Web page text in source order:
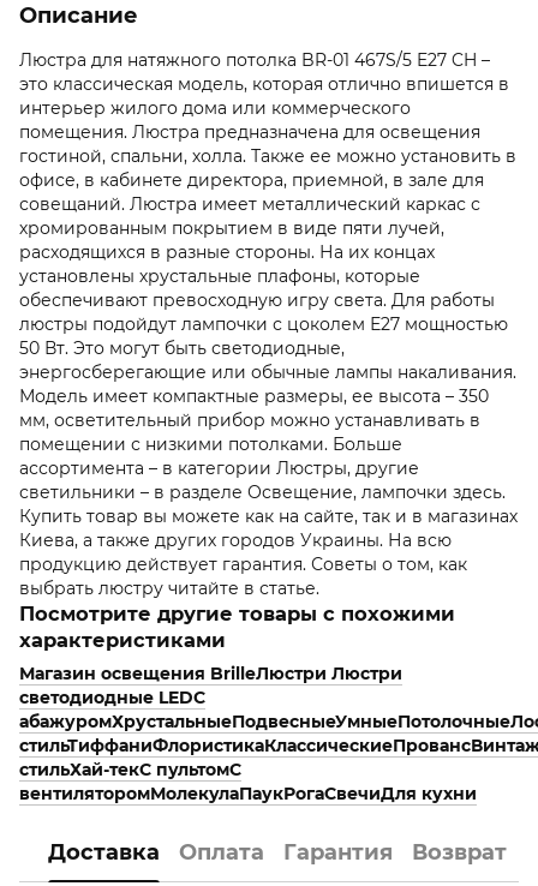
Описание
Люстра для натяжного потолка BR-01 467S/5 E27 CH –
это классическая модель, которая отлично впишется в
интерьер жилого дома или коммерческого
помещения. Люстра предназначена для освещения
гостиной, спальни, холла. Также ее можно установить в
офисе, в кабинете директора, приемной, в зале для
совещаний. Люстра имеет металлический каркас с
хромированным покрытием в виде пяти лучей,
расходящихся в разные стороны. На их концах
установлены хрустальные плафоны, которые
обеспечивают превосходную игру света. Для работы
люстры подойдут лампочки с цоколем Е27 мощностью
50 Вт. Это могут быть светодиодные,
энергосберегающие или обычные лампы накаливания.
Модель имеет компактные размеры, ее высота – 350
мм, осветительный прибор можно устанавливать в
помещении с низкими потолками. Больше
ассортимента – в категории Люстры, другие
светильники – в разделе Освещение, лампочки здесь.
Купить товар вы можете как на сайте, так и в магазинах
Киева, а также других городов Украины. На всю
продукцию действует гарантия. Советы о том, как
выбрать люстру читайте в статье.
Посмотрите другие товары с похожими
характеристиками
Магазин освещения BrilleЛюстри Люстри
светодиодные LEDС
абажуромХрустальныеПодвесныеУмныеПотолочные
стильТиффаниФлористикаКлассическиеПрованс
стильХай-текС пультомС
вентиляторомМолекулаПаукРогаСвечиДля кухни
Доставка Оплата Гарантия Возврат